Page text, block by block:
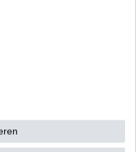
CR 9 E, CR9 E, CR 9E,